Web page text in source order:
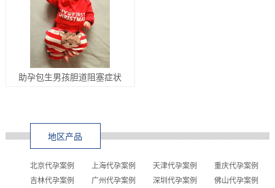
助孕包生男孩胆道阻塞症状
地区产品
北京代孕案例 上海代孕案例 天津代孕案例
重庆代孕案例
吉林代孕案例
广州代孕案例 深圳代孕案例 佛山代孕案例